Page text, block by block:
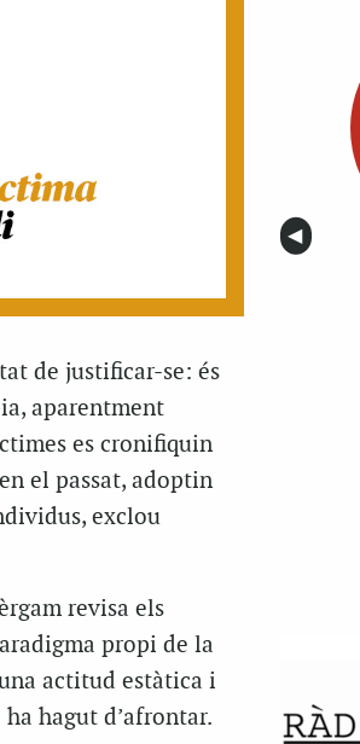
de justificar-se: és
aparentment
es cronifiquin
el passat, adoptin
exclou
revisa els
propi de la
actitud estàtica i
hagut d’afrontar.
Anterior
◀︎